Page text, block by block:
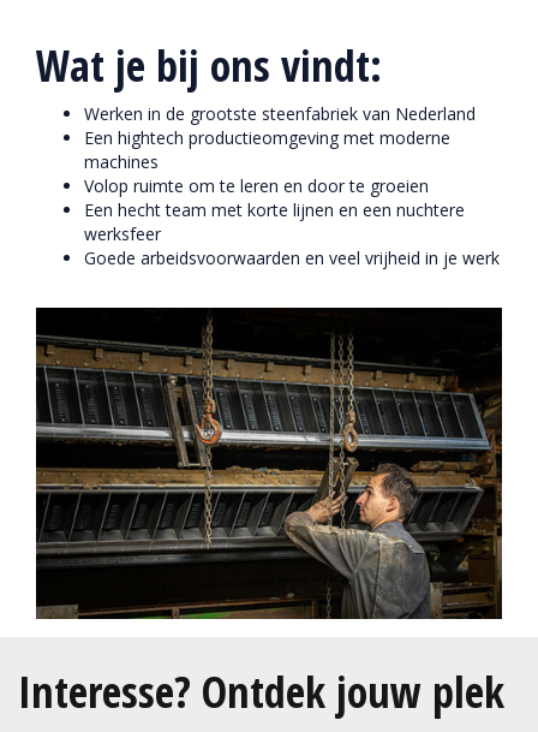
Wat je bij ons vindt:
Werken in de grootste steenfabriek van Nederland
Een hightech productieomgeving met moderne
machines
Volop ruimte om te leren en door te groeien
Een hecht team met korte lijnen en een nuchtere
werksfeer
Goede arbeidsvoorwaarden en veel vrijheid in je werk
Interesse? Ontdek jouw plek